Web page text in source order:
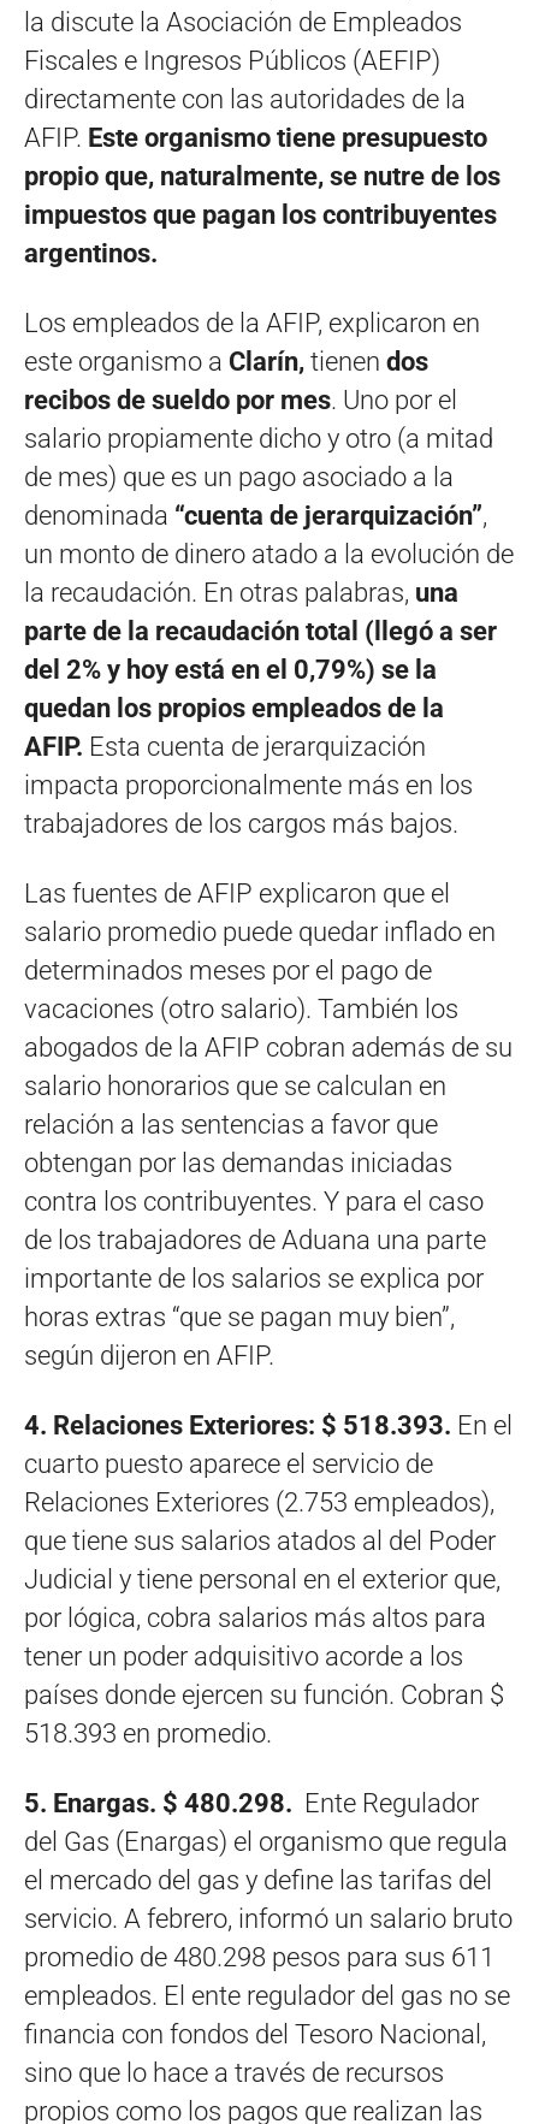
la discute la Asociación de Empleados
Fiscales e Ingresos Públicos (AEFIP)
directamente con las autoridades de la
AFIP. Este organismo tiene presupuesto
propio que, naturalmente, se nutre de los
impuestos que pagan los contribuyentes
argentinos.
Los empleados de la AFIP, explicaron en
este organismo a Clarín, tienen dos
recibos de sueldo por mes. Uno por el
salario propiamente dicho y otro (a mitad
de mes) que es un pago asociado a la
denominada “cuenta de jerarquización”,
un monto de dinero atado a la evolución de
la recaudación. En otras palabras, una
parte de la recaudación total (llegó a ser
del 2% y hoy está en el 0,79%) se la
quedan los propios empleados de la
AFIP. Esta cuenta de jerarquización
impacta proporcionalmente más en los
trabajadores de los cargos más bajos.
Las fuentes de AFIP explicaron que el
salario promedio puede quedar inflado en
determinados meses por el pago de
vacaciones (otro salario). También los
abogados de la AFIP cobran además de su
salario honorarios que se calculan en
relación a las sentencias a favor que
obtengan por las demandas iniciadas
contra los contribuyentes. Y para el caso
de los trabajadores de Aduana una parte
importante de los salarios se explica por
horas extras “que se pagan muy bien”,
según dijeron en AFIP.
4. Relaciones Exteriores: $ 518.393. En el
cuarto puesto aparece el servicio de
Relaciones Exteriores (2.753 empleados),
que tiene sus salarios atados al del Poder
Judicial y tiene personal en el exterior que,
por lógica, cobra salarios más altos para
tener un poder adquisitivo acorde a los
países donde ejercen su función. Cobran $
518.393 en promedio.
5. Enargas. $ 480.298. Ente Regulador
del Gas (Enargas) el organismo que regula
el mercado del gas y define las tarifas del
servicio. A febrero, informó un salario bruto
promedio de 480.298 pesos para sus 611
empleados. El ente regulador del gas no se
financia con fondos del Tesoro Nacional,
sino que lo hace a través de recursos
propios como los pagos que realizan las